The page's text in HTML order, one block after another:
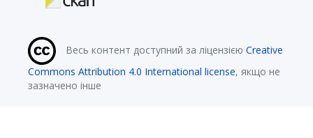
Весь контент доступний за ліцензією Creative
Commons Attribution 4.0 International license, якщо не
зазначено інше